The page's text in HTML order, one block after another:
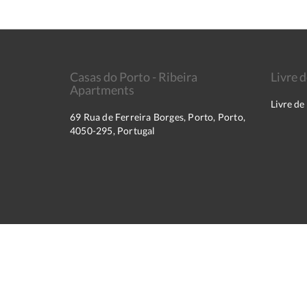
Casas do Porto - Ribeira
Apartments
69 Rua de Ferreira Borges, Porto, Porto,
4050-295, Portugal
Livre
Livre de